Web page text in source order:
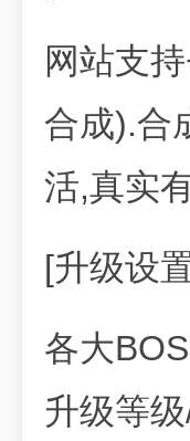
网站支
合成).合
活,真实
[升级设
各大
升级等